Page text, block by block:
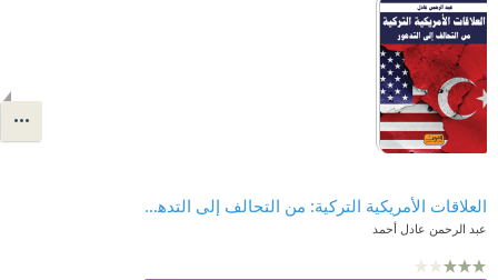
العلاقات الأمريكية التركية: من التحالف إلى التدهور
عبد الرحمن عادل أحمد